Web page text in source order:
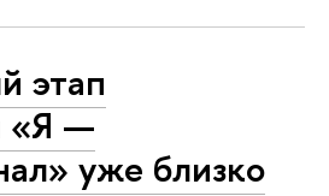
этап
«Я —
уже близко